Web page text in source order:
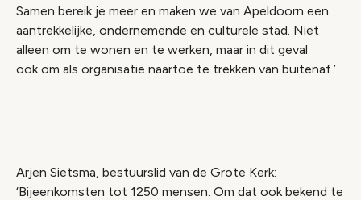
Samen bereik je meer en maken we van Apeldoorn een
aantrekkelijke, ondernemende en culturele stad. Niet
alleen om te wonen en te werken, maar in dit geval
ook om als organisatie naartoe te trekken van buitenaf.’
Arjen Sietsma, bestuurslid van de Grote Kerk:
‘Bijeenkomsten tot 1250 mensen. Om dat ook bekend te